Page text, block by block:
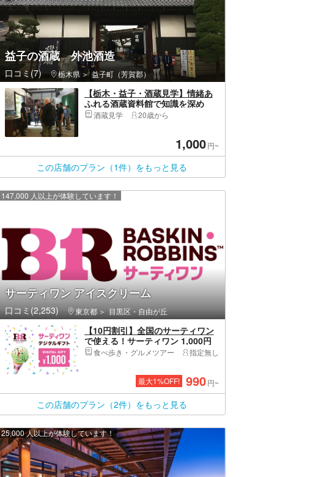
益子の酒蔵 外池酒造
口コミ(7) 栃木県 益子町（芳賀郡）
【栃木・益子・酒蔵見学】情緒あ
ふれる酒蔵資料館で知識を深め
る！利き酒付き酒蔵見学
酒蔵見学 20歳から
1,000円~
この店舗のプラン（1件）をもっと見る
サーティワン アイスクリーム
口コミ(2,253) 東京都 目黒区・自由が丘
147,000 人以上が体験しています！
【10円割引】全国のサーティワン
で使える！サーティワン 1,000円
デジタルギフト
食べ歩き・グルメツアー 指定無し
最大1%OFF! 990円~
この店舗のプラン（2件）をもっと見る
25,000 人以上が体験しています！